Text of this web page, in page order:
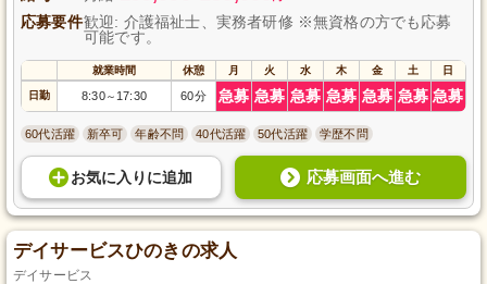
応募要件歓迎: 介護福祉士、実務者研修 ※無資格の方でも応募
可能です。
就業時間 休憩 月 火 水 木 金 土 日
日勤 8:30～ 17:30 60分 急募 急募 急募 急募 急募 急募 急募
60代活躍 新卒可 年齢不問 40代活躍 50代活躍 学歴不問
お気に入り に追加 応募画面へ進む
デイサービスひのきの求人
デイサービス